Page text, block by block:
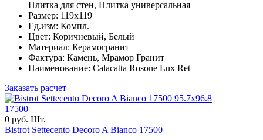
Плитка для стен, Плитка универсальная
Размер: 119x119
Ед.изм: Компл.
Цвет: Коричневый, Белый
Материал: Керамогранит
Фактура: Камень, Мрамор Гранит
Наименование: Calacatta Rosone Lux Ret
Заказать расчет
95.7x96.8
17500
0 руб. Шт.
Bistrot Settecento Decoro A Bianco 17500